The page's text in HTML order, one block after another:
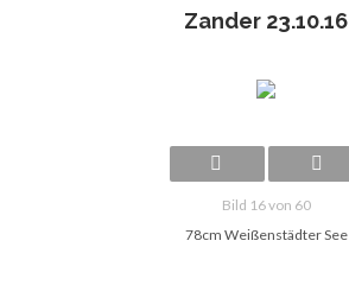
Zander 23.10.16
Bild 16 von 60
78cm Weißenstädter See